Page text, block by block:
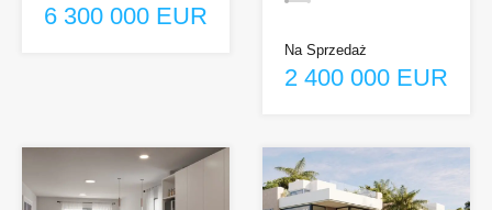
6 300 000 EUR
Na Sprzedaż
2 400 000 EUR